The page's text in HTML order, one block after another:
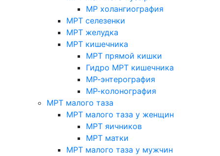
МР холангиография
МРТ селезенки
МРТ желудка
МРТ кишечника
МРТ прямой кишки
Гидро МРТ кишечника
МР-энтерография
МР-колонография
МРТ малого таза
МРТ малого таза у женщин
МРТ яичников
МРТ матки
МРТ малого таза у мужчин